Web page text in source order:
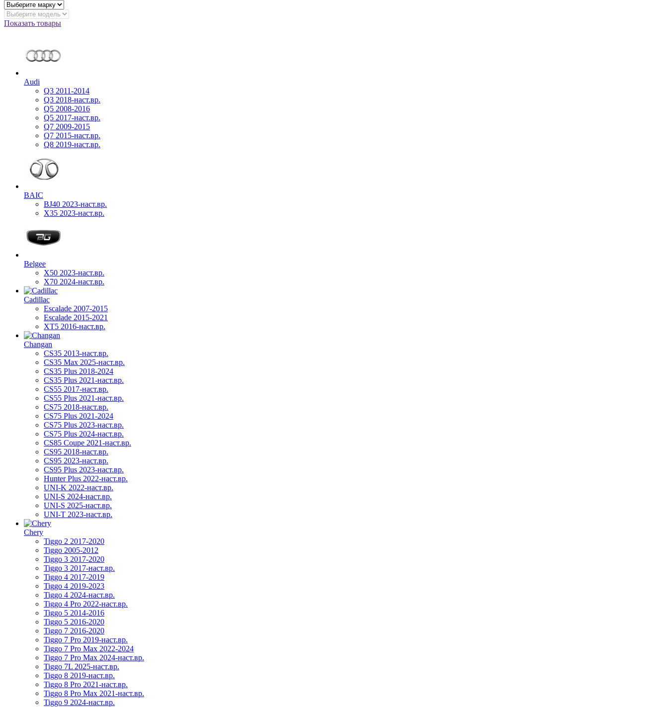
Показать товары
Audi
Q3 2011-2014
Q3 2018-наст.вр.
Q5 2008-2016
Q5 2017-наст.вр.
Q7 2009-2015
Q7 2015-наст.вр.
Q8 2019-наст.вр.
BAIC
BJ40 2023-наст.вр.
X35 2023-наст.вр.
Belgee
X50 2023-наст.вр.
X70 2024-наст.вр.
Cadillac
Escalade 2007-2015
Escalade 2015-2021
XT5 2016-наст.вр.
Changan
CS35 2013-наст.вр.
CS35 Max 2025-наст.вр.
CS35 Plus 2018-2024
CS35 Plus 2021-наст.вр.
CS55 2017-наст.вр.
CS55 Plus 2021-наст.вр.
CS75 2018-наст.вр.
CS75 Plus 2021-2024
CS75 Plus 2023-наст.вр.
CS75 Plus 2024-наст.вр.
CS85 Coupe 2021-наст.вр.
CS95 2018-наст.вр.
CS95 2023-наст.вр.
CS95 Plus 2023-наст.вр.
Hunter Plus 2022-наст.вр.
UNI-K 2022-наст.вр.
UNI-S 2024-наст.вр.
UNI-S 2025-наст.вр.
UNI-T 2023-наст.вр.
Chery
Tiggo 2 2017-2020
Tiggo 2005-2012
Tiggo 3 2017-2020
Tiggo 3 2017-наст.вр.
Tiggo 4 2017-2019
Tiggo 4 2019-2023
Tiggo 4 2024-наст.вр.
Tiggo 4 Pro 2022-наст.вр.
Tiggo 5 2014-2016
Tiggo 5 2016-2020
Tiggo 7 2016-2020
Tiggo 7 Pro 2019-наст.вр.
Tiggo 7 Pro Max 2022-2024
Tiggo 7 Pro Max 2024-наст.вр.
Tiggo 7L 2025-наст.вр.
Tiggo 8 2019-наст.вр.
Tiggo 8 Pro 2021-наст.вр.
Tiggo 8 Pro Max 2021-наст.вр.
Tiggo 9 2024-наст.вр.